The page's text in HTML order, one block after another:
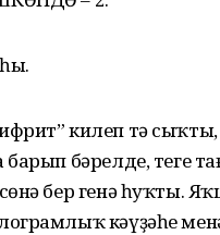
килеп тә сыҡты,
бәрелде, теге
бер генә һуҡты.
кәүҙәһе